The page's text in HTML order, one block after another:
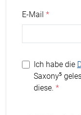
E-Mail
Ich habe die
Saxony⁵
diese.